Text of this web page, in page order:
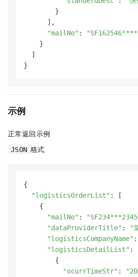
        }
      ],
"mailNo" :
    }
  ]
示例
正常返回示例
JSON 格式
{
"logisticsOrderList" : [
    {
"mailNo" :
"dataProviderTitle" : "
"logisticsCompanyName" :
"logisticsDetailList" :
        {
"ocurrTimeStr" :